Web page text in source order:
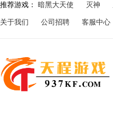
推荐游戏： 暗黑大天使 灭神
关于我们 公司招聘 客服中心